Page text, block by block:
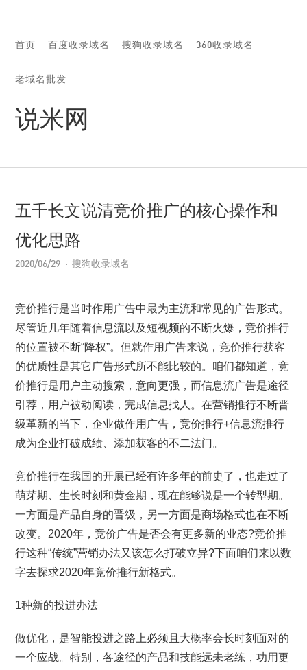
首页 百度收录域名 搜狗收录域名 360收录域名
老域名批发
说米网
五千长文说清竞价推广的核心操作和
优化思路
2020/06/29 搜狗收录域名
竞价推行是当时作用广告中最为主流和常见的广告形式。
尽管近几年随着信息流以及短视频的不断火爆，竞价推行
的位置被不断“降权”。但就作用广告来说，竞价推行获客
的优质性是其它广告形式所不能比较的。咱们都知道，竞
价推行是用户主动搜索，意向更强，而信息流广告是途径
引荐，用户被动阅读，完成信息找人。在营销推行不断晋
级革新的当下，企业做作用广告，竞价推行+信息流推行
成为企业打破成绩、添加获客的不二法门。
竞价推行在我国的开展已经有许多年的前史了，也走过了
萌芽期、生长时刻和黄金期，现在能够说是一个转型期。
一方面是产品自身的晋级，另一方面是商场格式也在不断
改变。2020年，竞价广告是否会有更多新的业态?竞价推
行这种“传统”营销办法又该怎么打破立异?下面咱们来以数
字去探求2020年竞价推行新格式。
1种新的投进办法
做优化，是智能投进之路上必须且大概率会长时刻面对的
一个应战。特别，各途径的产品和技能远未老练，功用更